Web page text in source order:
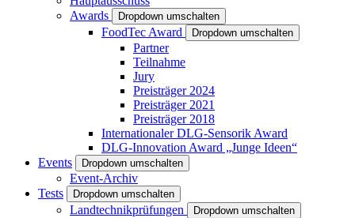
Awards
Dropdown umschalten
FoodTec Award Dropdown umschalten
Partner
Teilnahme
Jury
Preisträger 2024
Preisträger 2021
Preisträger 2018
Internationaler DLG-Sensorik Award
DLG-Innovation Award „Junge Ideen“
Events
Dropdown umschalten
Event-Archiv
Tests
Dropdown umschalten
Landtechnikprüfungen Dropdown umschalten